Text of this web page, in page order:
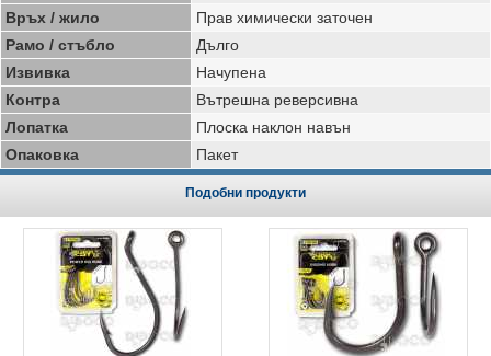
Връх / жило
Прав химически заточен
Рамо / стъбло
Дълго
Извивка
Начупена
Контра
Вътрешна реверсивна
Лопатка
Плоска наклон навън
Опаковка
Пакет
Подобни продукти